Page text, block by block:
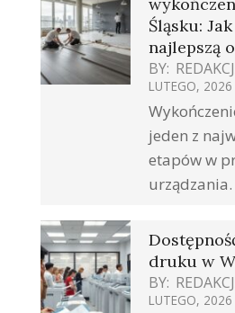
Śląsku:
najlepszą
BY:
LUTEGO, 2026
jeden z
etapów w
urządzania.
druku w
BY:
LUTEGO, 2026